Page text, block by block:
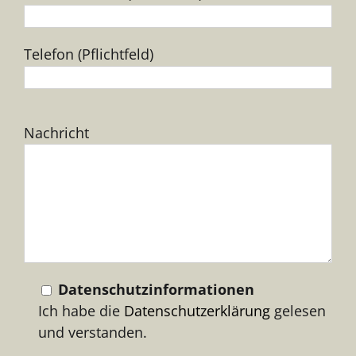
Telefon (Pflichtfeld)
lasse
Nachricht
Datenschutzinformationen
Ich habe die Datenschutzerklärung gelesen
und verstanden.